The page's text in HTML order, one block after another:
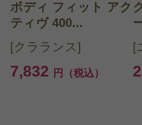
ボディ フィット アク
ティヴ 400...
[クラランス]
7,832 円（税込）
[